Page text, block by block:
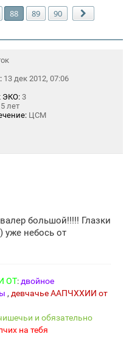
88 89 90
13 дек 2012, 07:06
ЭКО: 3
5 лет
ЦСМ
большой!!!!! Глазки
уже небось от
ОТ: двойное
, девчачье ААПЧХХИИ от
и обязательно
на тебя